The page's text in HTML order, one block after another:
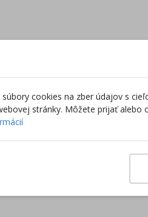
cookies na zber údajov s
stránky. Môžete prijať alebo